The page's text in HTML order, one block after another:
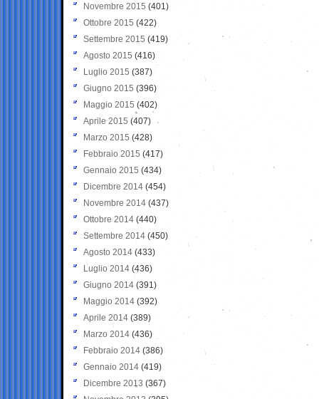
Novembre 2015 (401)
Ottobre 2015 (422)
Settembre 2015 (419)
Agosto 2015 (416)
Luglio 2015 (387)
Giugno 2015 (396)
Maggio 2015 (402)
Aprile 2015 (407)
Marzo 2015 (428)
Febbraio 2015 (417)
Gennaio 2015 (434)
Dicembre 2014 (454)
Novembre 2014 (437)
Ottobre 2014 (440)
Settembre 2014 (450)
Agosto 2014 (433)
Luglio 2014 (436)
Giugno 2014 (391)
Maggio 2014 (392)
Aprile 2014 (389)
Marzo 2014 (436)
Febbraio 2014 (386)
Gennaio 2014 (419)
Dicembre 2013 (367)